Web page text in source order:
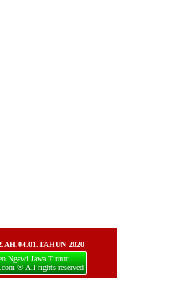
2020
Ngawi Jawa Timur
® All rights reserved